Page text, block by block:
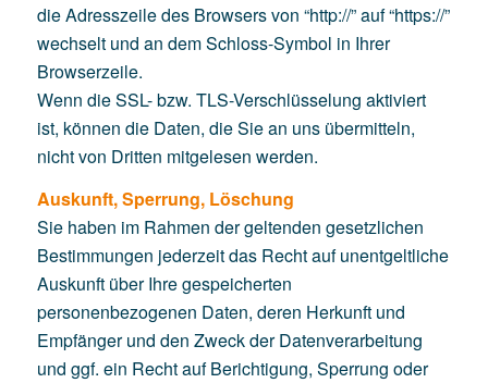
die Adresszeile des Browsers von “http://” auf “https://”
wechselt und an dem Schloss-Symbol in Ihrer
Browserzeile.
Wenn die SSL- bzw. TLS-Verschlüsselung aktiviert
ist, können die Daten, die Sie an uns übermitteln,
nicht von Dritten mitgelesen werden.
Auskunft, Sperrung, Löschung
Sie haben im Rahmen der geltenden gesetzlichen
Bestimmungen jederzeit das Recht auf unentgeltliche
Auskunft über Ihre gespeicherten
personenbezogenen Daten, deren Herkunft und
Empfänger und den Zweck der Datenverarbeitung
und ggf. ein Recht auf Berichtigung, Sperrung oder